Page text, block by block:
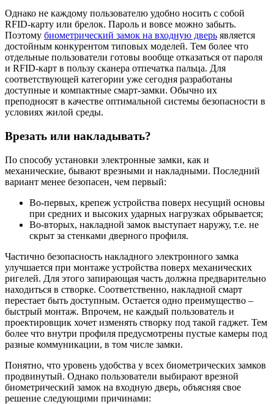
Однако не каждому пользователю удобно носить с собой
RFID-карту или брелок. Пароль и вовсе можно забыть.
Поэтому биометрический замок на входную дверь является
достойным конкурентом типовых моделей. Тем более что
отдельные пользователи готовы вообще отказаться от пароля
и RFID-карт в пользу сканера отпечатка пальца. Для
соответствующей категории уже сегодня разработаны
доступные и компактные смарт-замки. Обычно их
преподносят в качестве оптимальной системы безопасности в
условиях жилой среды.
Врезать или накладывать?
По способу установки электронные замки, как и
механические, бывают врезными и накладными. Последний
вариант менее безопасен, чем первый:
Во-первых, крепеж устройства поверх несущий основы
при средних и высоких ударных нагрузках обрывается;
Во-вторых, накладной замок выступает наружу, т.е. не
скрыт за стенками дверного профиля.
Частично безопасность накладного электронного замка
улучшается при монтаже устройства поверх механических
ригелей. Для этого запирающая часть должна предварительно
находиться в створке. Соответственно, накладной смарт
перестает быть доступным. Остается одно преимущество –
быстрый монтаж. Впрочем, не каждый пользователь и
проектировщик хочет изменять створку под такой гаджет. Тем
более что внутри профиля предусмотрены пустые камеры под
разные коммуникации, в том числе замки.
Понятно, что уровень удобства у всех биометрических замков
продвинутый. Однако пользователи выбирают врезной
биометрический замок на входную дверь, объясняя свое
решение следующими причинами: